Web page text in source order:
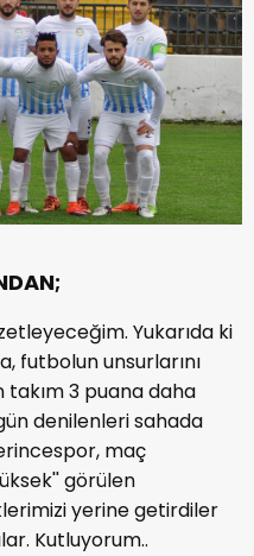
Yukarıda ki
futbolun unsurlarını
3 puana daha
denilenleri sahada
maç
görülen
yerine getirdiler
Kutluyorum..